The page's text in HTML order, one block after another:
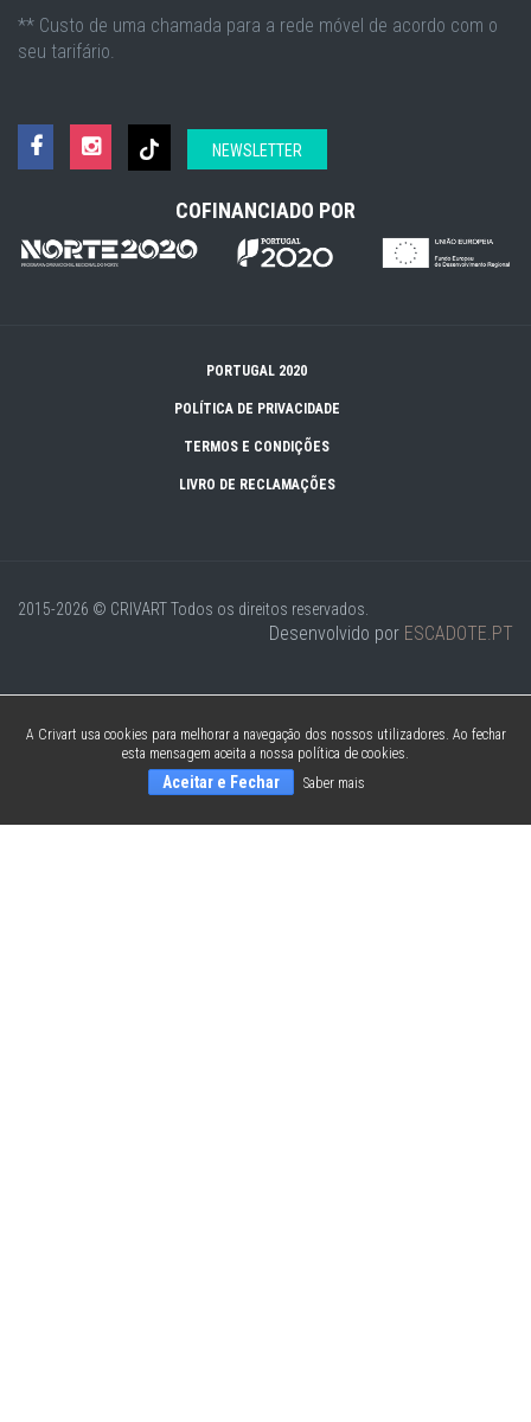
** Custo de uma chamada para a rede móvel de acordo com o
seu tarifário.
NEWSLETTER
COFINANCIADO POR
PORTUGAL 2020
POLÍTICA DE PRIVACIDADE
TERMOS E CONDIÇÕES
LIVRO DE RECLAMAÇÕES
2015-2026 © CRIVARTTodos os direitos reservados.
Desenvolvido por ESCADOTE.PT
A Crivart usa cookies para melhorar a navegação dos nossos utilizadores. Ao fechar
esta mensagem aceita a nossa política de cookies.
Aceitar e Fechar Saber mais